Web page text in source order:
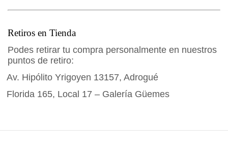
Retiros en Tienda
Podes retirar tu compra personalmente en nuestros
puntos de retiro:
Av. Hipólito Yrigoyen 13157, Adrogué
Florida 165, Local 17 – Galería Güemes